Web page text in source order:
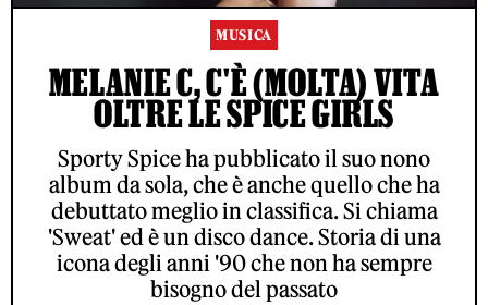
MUSICA
MELANIE C, C'È (MOLTA) VITA
OLTRE LE SPICE GIRLS
Sporty Spice ha pubblicato il suo nono
album da sola, che è anche quello che ha
debuttato meglio in classifica. Si chiama
'Sweat' ed è un disco dance. Storia di una
icona degli anni '90 che non ha sempre
bisogno del passato